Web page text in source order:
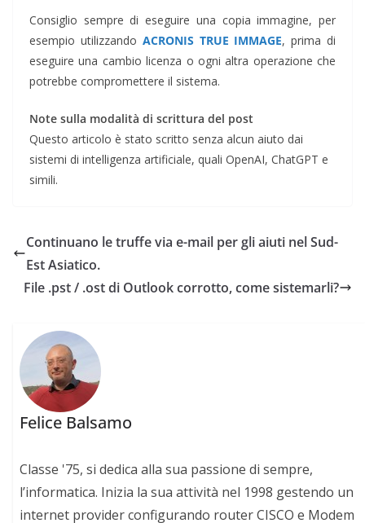
Consiglio sempre di eseguire una copia immagine, per
esempio utilizzando ACRONIS TRUE IMMAGE, prima di
eseguire una cambio licenza o ogni altra operazione che
potrebbe compromettere il sistema.
Note sulla modalità di scrittura del post
Questo articolo è stato scritto senza alcun aiuto dai
sistemi di intelligenza artificiale, quali OpenAI, ChatGPT e
simili.
Continuano le truffe via e-mail per gli aiuti nel Sud-
Est Asiatico.
File .pst / .ost di Outlook corrotto, come sistemarli?
Felice Balsamo
Classe '75, si dedica alla sua passione di sempre,
l’informatica. Inizia la sua attività nel 1998 gestendo un
internet provider configurando router CISCO e Modem